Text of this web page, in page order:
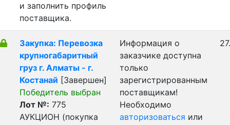
и заполнить профиль
поставщика.
Закупка: Перевозка
крупногабаритный
груз г. Алматы - г.
Костанай [Завершен]
Победитель выбран
Лот №: 775
АУКЦИОН (покупка
Информация о
заказчике доступна
только
зарегистрированным
поставщикам!
Необходимо
авторизоваться или